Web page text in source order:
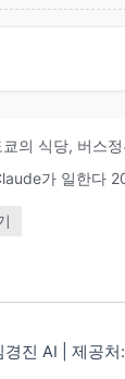
진 AI | 제공처: